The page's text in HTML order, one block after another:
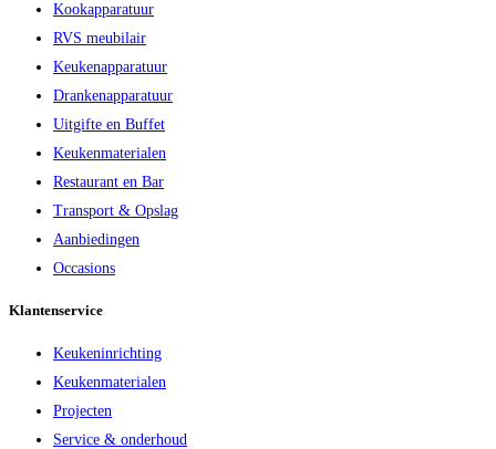
Kookapparatuur
RVS meubilair
Keukenapparatuur
Drankenapparatuur
Uitgifte en Buffet
Keukenmaterialen
Restaurant en Bar
Transport & Opslag
Aanbiedingen
Occasions
Klantenservice
Keukeninrichting
Keukenmaterialen
Projecten
Service & onderhoud